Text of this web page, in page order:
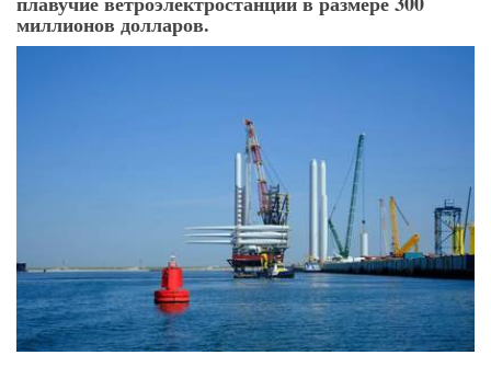
миллионов долларов.